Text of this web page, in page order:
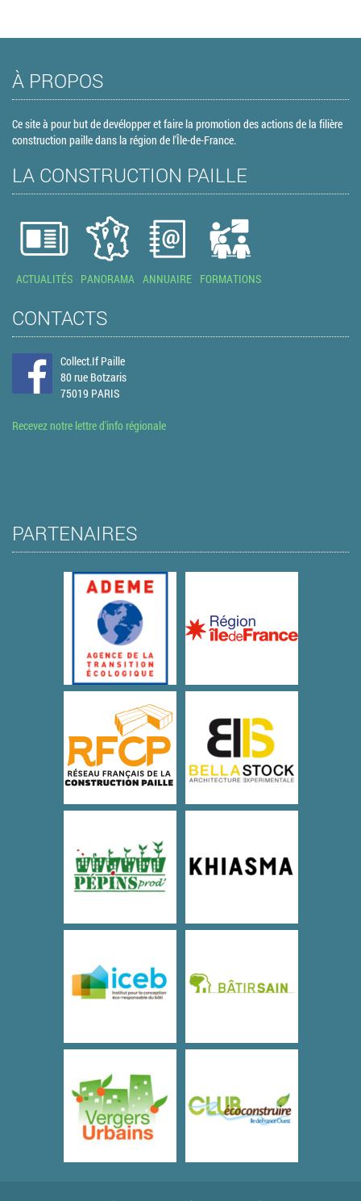
À PROPOS
Ce site à pour but de devélopper et faire la promotion des actions de la filière
construction paille dans la région de l'Île-de-France.
LA CONSTRUCTION PAILLE
ACTUALITÉS PANORAMA ANNUAIRE FORMATIONS
CONTACTS
Collect.If Paille
80 rue Botzaris
75019 PARIS
Recevez notre lettre d'info régionale
PARTENAIRES